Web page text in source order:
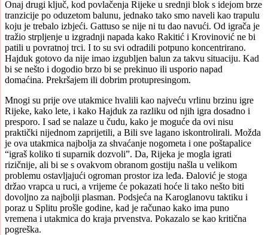
Onaj drugi ključ, kod povlačenja Rijeke u srednji blok s idejom brze
tranzicije po oduzetom balunu, jednako tako smo naveli kao trapulu
koju je trebalo izbjeći. Gattuso se nije ni tu dao navući. Od igrača je
tražio strpljenje u izgradnji napada kako Rakitić i Krovinović ne bi
patili u povratnoj trci. I to su svi odradili potpuno koncentrirano.
Hajduk gotovo da nije imao izgubljen balun za takvu situaciju. Kad
bi se nešto i dogodio brzo bi se prekinuo ili usporio napad
domaćina. Prekršajem ili dobrim protupresingom.
Mnogi su prije ove utakmice hvalili kao najveću vrlinu brzinu igre
Rijeke, kako lete, i kako Hajduk za razliku od njih igra dosadno i
presporo. I sad se nalaze u čudu, kako je moguće da ovi nisu
praktički nijednom zaprijetili, a Bili sve lagano iskontrolirali. Možda
je ova utakmica najbolja za shvaćanje nogometa i one poštapalice
“igraš koliko ti suparnik dozvoli”. Da, Rijeka je mogla igrati
rizičnije, ali bi se s ovakvom obranom gostiju našla u velikom
problemu ostavljajući ogroman prostor iza leđa. Đalović je stoga
držao vrapca u ruci, a vrijeme će pokazati hoće li tako nešto biti
dovoljno za najbolji plasman. Podsjeća na Karoglanovu taktiku i
poraz u Splitu prošle godine, kad je računao kako ima puno
vremena i utakmica do kraja prvenstva. Pokazalo se kao kritična
pogreška.